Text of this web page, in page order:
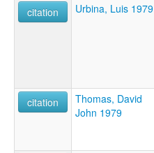
citation
Urbina, Luis 1979
citation
Thomas, David
John 1979